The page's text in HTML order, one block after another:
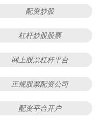
配资炒股
杠杆炒股股票
网上股票杠杆平台
正规股票配资公司
配资平台开户